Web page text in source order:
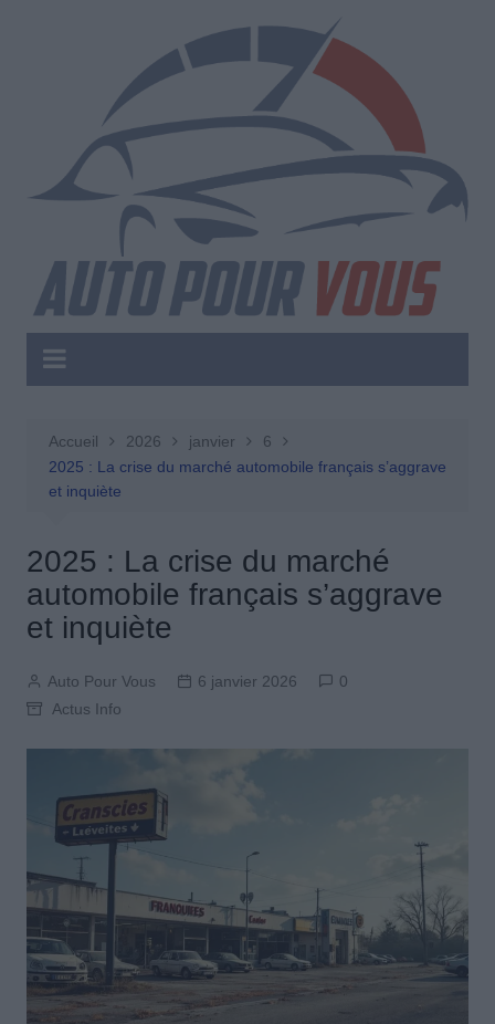
Accueil 2026 janvier
6
2025 : La crise du marché automobile français s’aggrave
et inquiète
2025 : La crise du marché
automobile français s’aggrave
et inquiète
Auto Pour Vous 6 janvier 2026
0
Actus Info